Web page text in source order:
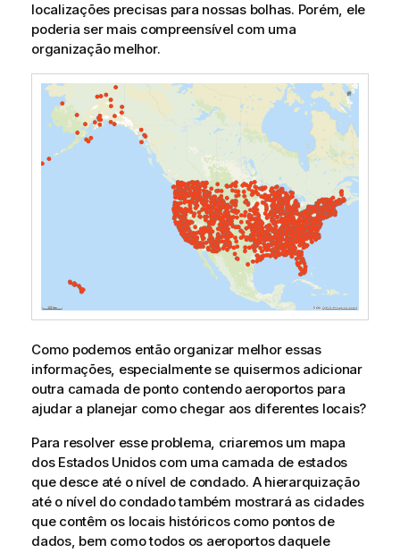
localizações precisas para nossas bolhas. Porém, ele
poderia ser mais compreensível com uma
organização melhor.
Como podemos então organizar melhor essas
informações, especialmente se quisermos adicionar
outra camada de ponto contendo aeroportos para
ajudar a planejar como chegar aos diferentes locais?
Para resolver esse problema, criaremos um mapa
dos Estados Unidos com uma camada de estados
que desce até o nível de condado. A hierarquização
até o nível do condado também mostrará as cidades
que contêm os locais históricos como pontos de
dados, bem como todos os aeroportos daquele